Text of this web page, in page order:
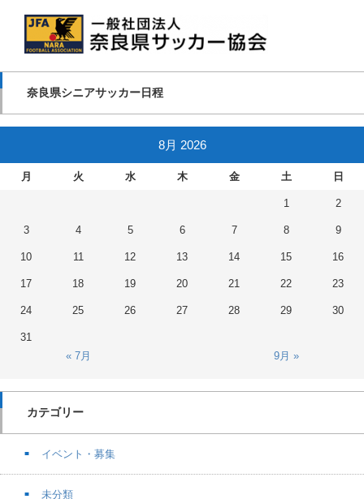
奈良県シニアサッカー日程
8月 2026
月 火 水 木 金 土 日
1 2
3 4 5 6 7 8 9
10 11 12 13 14 15 16
17 18 19 20 21 22 23
24 25 26 27 28 29 30
31
« 7月
9月 »
カテゴリー
イベント・募集
未分類